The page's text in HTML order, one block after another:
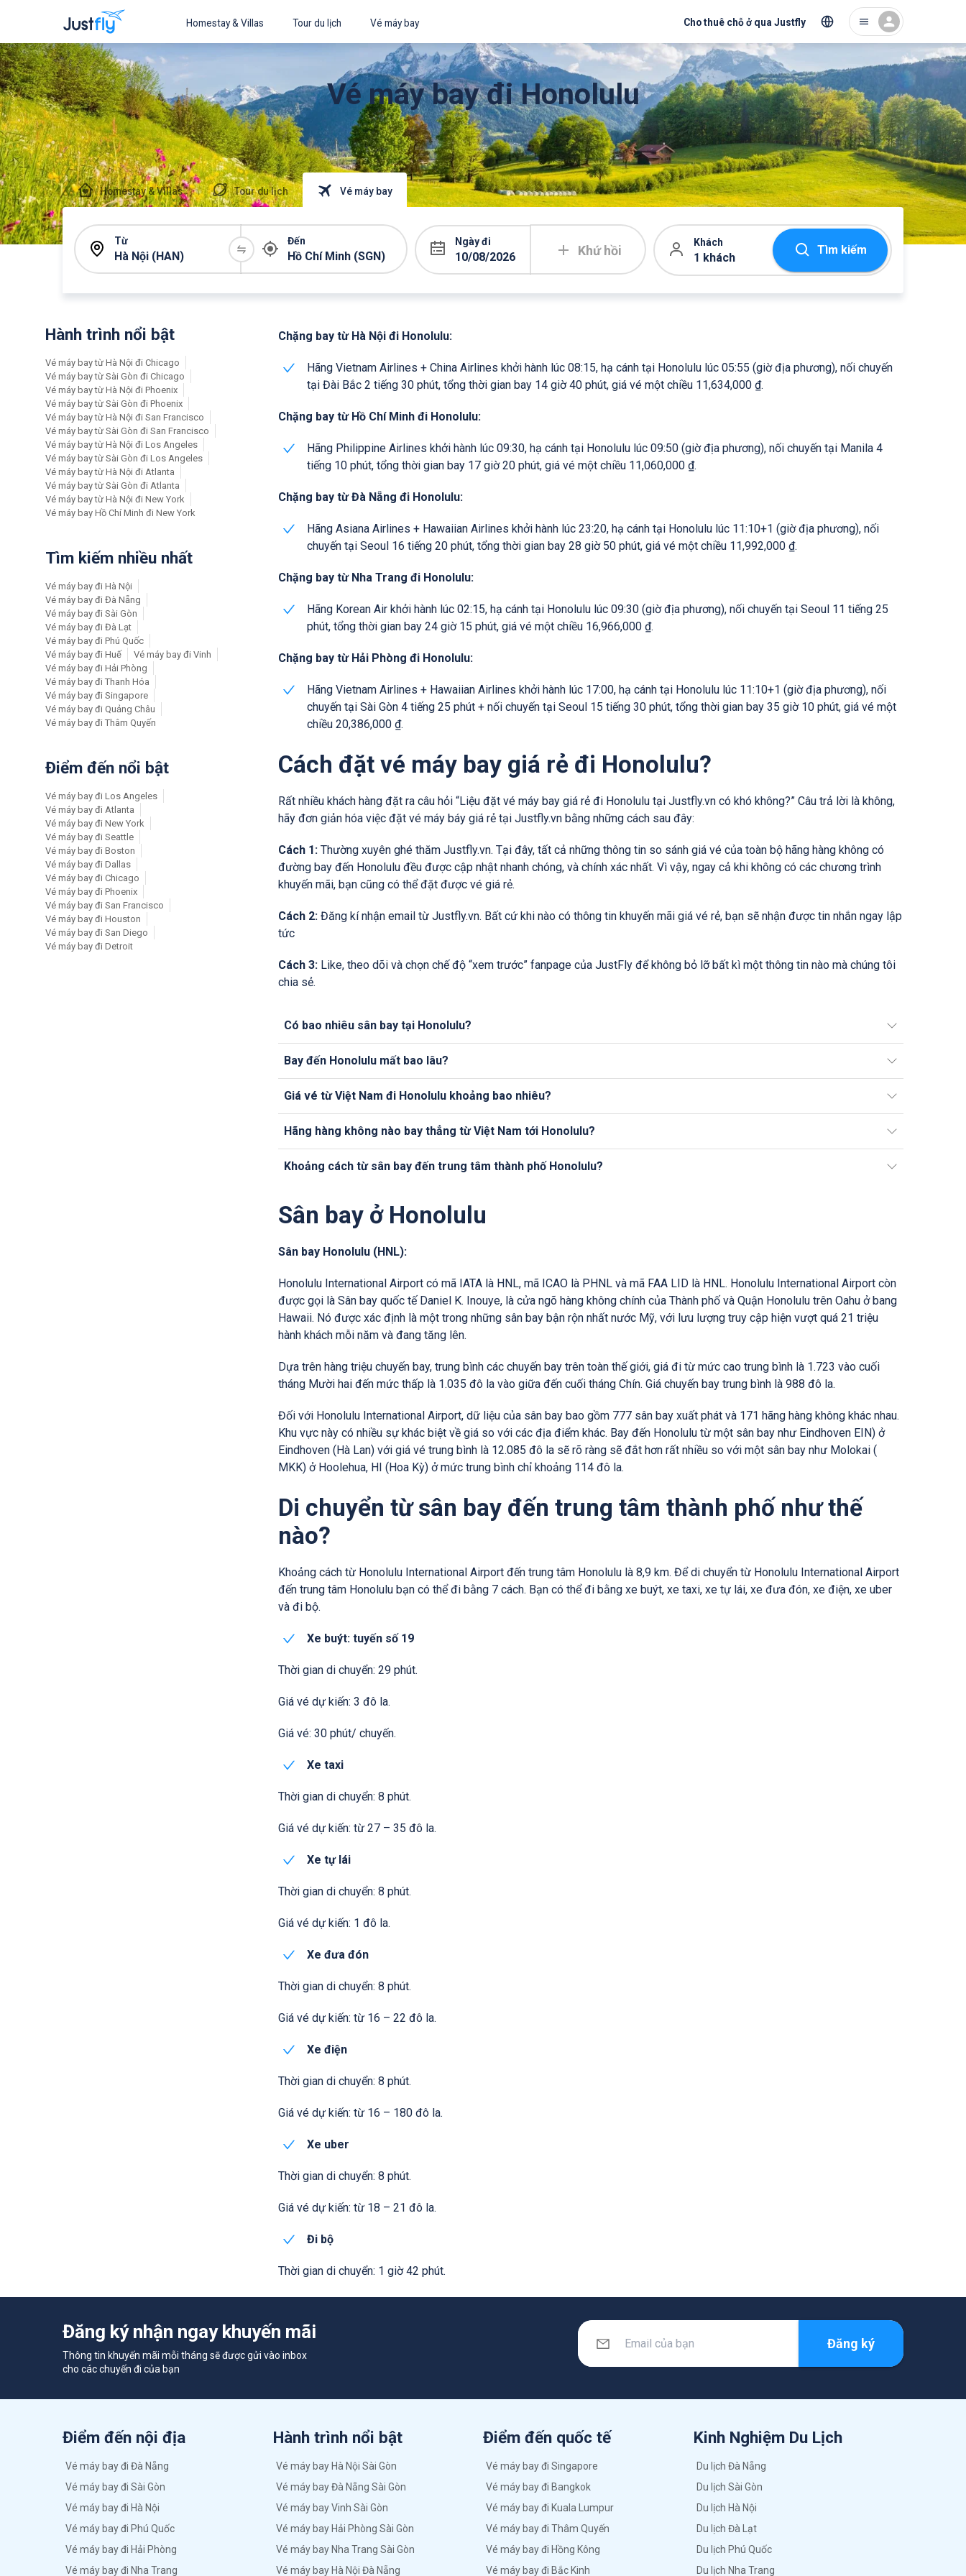
Homestay & Villas Tour du lịch Vé máy bay Cho thuê chỗ ở qua Justfly
Vé máy bay đi Honolulu
Homestay & Villas Tour du lịch Vé máy bay
Từ
Hà Nội (HAN)
Đến
Hồ Chí Minh (SGN)
Ngày đi
10/08/2026 Khứ hồi
Khách
1 khách
Tìm kiếm
Hành trình nổi bật
Vé máy bay từ Hà Nội đi Chicago
Vé máy bay từ Sài Gòn đi Chicago
Vé máy bay từ Hà Nội đi Phoenix
Vé máy bay từ Sài Gòn đi Phoenix
Vé máy bay từ Hà Nội đi San Francisco
Vé máy bay từ Sài Gòn đi San Francisco
Vé máy bay từ Hà Nội đi Los Angeles
Vé máy bay từ Sài Gòn đi Los Angeles
Vé máy bay từ Hà Nội đi Atlanta
Vé máy bay từ Sài Gòn đi Atlanta
Vé máy bay từ Hà Nội đi New York
Vé máy bay Hồ Chí Minh đi New York
Tìm kiếm nhiều nhất
Vé máy bay đi Hà Nội
Vé máy bay đi Đà Nẵng
Vé máy bay đi Sài Gòn
Vé máy bay đi Đà Lạt
Vé máy bay đi Phú Quốc
Vé máy bay đi Huế
Vé máy bay đi Vinh
Vé máy bay đi Hải Phòng
Vé máy bay đi Thanh Hóa
Vé máy bay đi Singapore
Vé máy bay đi Quảng Châu
Vé máy bay đi Thâm Quyến
Điểm đến nổi bật
Vé máy bay đi Los Angeles
Vé máy bay đi Atlanta
Vé máy bay đi New York
Vé máy bay đi Seattle
Vé máy bay đi Boston
Vé máy bay đi Dallas
Vé máy bay đi Chicago
Vé máy bay đi Phoenix
Vé máy bay đi San Francisco
Vé máy bay đi Houston
Vé máy bay đi San Diego
Vé máy bay đi Detroit
Chặng bay từ Hà Nội đi Honolulu:
Hãng Vietnam Airlines + China Airlines khởi hành lúc 08:15, hạ cánh tại Honolulu lúc 05:55 (giờ địa phương), nối chuyến
tại Đài Bắc 2 tiếng 30 phút, tổng thời gian bay 14 giờ 40 phút, giá vé một chiều 11,634,000 ₫.
Chặng bay từ Hồ Chí Minh đi Honolulu:
Hãng Philippine Airlines khởi hành lúc 09:30, hạ cánh tại Honolulu lúc 09:50 (giờ địa phương), nối chuyến tại Manila 4
tiếng 10 phút, tổng thời gian bay 17 giờ 20 phút, giá vé một chiều 11,060,000 ₫.
Chặng bay từ Đà Nẵng đi Honolulu:
Hãng Asiana Airlines + Hawaiian Airlines khởi hành lúc 23:20, hạ cánh tại Honolulu lúc 11:10+1 (giờ địa phương), nối
chuyến tại Seoul 16 tiếng 20 phút, tổng thời gian bay 28 giờ 50 phút, giá vé một chiều 11,992,000 ₫.
Chặng bay từ Nha Trang đi Honolulu:
Hãng Korean Air khởi hành lúc 02:15, hạ cánh tại Honolulu lúc 09:30 (giờ địa phương), nối chuyến tại Seoul 11 tiếng 25
phút, tổng thời gian bay 24 giờ 15 phút, giá vé một chiều 16,966,000 ₫.
Chặng bay từ Hải Phòng đi Honolulu:
Hãng Vietnam Airlines + Hawaiian Airlines khởi hành lúc 17:00, hạ cánh tại Honolulu lúc 11:10+1 (giờ địa phương), nối
chuyến tại Sài Gòn 4 tiếng 25 phút + nối chuyến tại Seoul 15 tiếng 30 phút, tổng thời gian bay 35 giờ 10 phút, giá vé một
chiều 20,386,000 ₫.
Cách đặt vé máy bay giá rẻ đi Honolulu?
Rất nhiều khách hàng đặt ra câu hỏi “Liệu đặt vé máy bay giá rẻ đi Honolulu tại Justfly.vn có khó không?” Câu trả lời là không,
hãy đơn giản hóa việc đặt vé máy báy giá rẻ tại Justfly.vn bằng những cách sau đây:
Cách 1: Thường xuyên ghé thăm Justfly.vn. Tại đây, tất cả những thông tin so sánh giá vé của toàn bộ hãng hàng không có
đường bay đến Honolulu đều được cập nhật nhanh chóng, và chính xác nhất. Vì vậy, ngay cả khi không có các chương trình
khuyến mãi, bạn cũng có thể đặt được vé giá rẻ.
Cách 2: Đăng kí nhận email từ Justfly.vn. Bất cứ khi nào có thông tin khuyến mãi giá vé rẻ, bạn sẽ nhận được tin nhắn ngay lập
tức
Cách 3: Like, theo dõi và chọn chế độ “xem trước” fanpage của JustFly để không bỏ lỡ bất kì một thông tin nào mà chúng tôi
chia sẻ.
Có bao nhiêu sân bay tại Honolulu?
Bay đến Honolulu mất bao lâu?
Giá vé từ Việt Nam đi Honolulu khoảng bao nhiêu?
Hãng hàng không nào bay thẳng từ Việt Nam tới Honolulu?
Khoảng cách từ sân bay đến trung tâm thành phố Honolulu?
Sân bay ở Honolulu
Sân bay Honolulu (HNL):
Honolulu International Airport có mã IATA là HNL, mã ICAO là PHNL và mã FAA LID là HNL. Honolulu International Airport còn
được gọi là Sân bay quốc tế Daniel K. Inouye, là cửa ngõ hàng không chính của Thành phố và Quận Honolulu trên Oahu ở bang
Hawaii. Nó được xác định là một trong những sân bay bận rộn nhất nước Mỹ, với lưu lượng truy cập hiện vượt quá 21 triệu
hành khách mỗi năm và đang tăng lên.
Dựa trên hàng triệu chuyến bay, trung bình các chuyến bay trên toàn thế giới, giá đi từ mức cao trung bình là 1.723 vào cuối
tháng Mười hai đến mức thấp là 1.035 đô la vào giữa đến cuối tháng Chín. Giá chuyến bay trung bình là 988 đô la.
Đối với Honolulu International Airport, dữ liệu của sân bay bao gồm 777 sân bay xuất phát và 171 hãng hàng không khác nhau.
Khu vực này có nhiều sự khác biệt về giá so với các địa điểm khác. Bay đến Honolulu từ một sân bay như Eindhoven EIN) ở
Eindhoven (Hà Lan) với giá vé trung bình là 12.085 đô la sẽ rõ ràng sẽ đắt hơn rất nhiều so với một sân bay như Molokai (
MKK) ở Hoolehua, HI (Hoa Kỳ) ở mức trung bình chỉ khoảng 114 đô la.
Di chuyển từ sân bay đến trung tâm thành phố như thế
nào?
Khoảng cách từ Honolulu International Airport đến trung tâm Honolulu là 8,9 km. Để di chuyển từ Honolulu International Airport
đến trung tâm Honolulu bạn có thể đi bằng 7 cách. Bạn có thể đi bằng xe buýt, xe taxi, xe tự lái, xe đưa đón, xe điện, xe uber
và đi bộ.
Xe buýt: tuyến số 19
Thời gian di chuyển: 29 phút.
Giá vé dự kiến: 3 đô la.
Giá vé: 30 phút/ chuyến.
Xe taxi
Thời gian di chuyển: 8 phút.
Giá vé dự kiến: từ 27 – 35 đô la.
Xe tự lái
Thời gian di chuyển: 8 phút.
Giá vé dự kiến: 1 đô la.
Xe đưa đón
Thời gian di chuyển: 8 phút.
Giá vé dự kiến: từ 16 – 22 đô la.
Xe điện
Thời gian di chuyển: 8 phút.
Giá vé dự kiến: từ 16 – 180 đô la.
Xe uber
Thời gian di chuyển: 8 phút.
Giá vé dự kiến: từ 18 – 21 đô la.
Đi bộ
Thời gian di chuyển: 1 giờ 42 phút.
Đăng ký nhận ngay khuyến mãi
Thông tin khuyến mãi mỗi tháng sẽ được gửi vào inbox
cho các chuyến đi của bạn
Đăng ký
Điểm đến nội địa
Vé máy bay đi Đà Nẵng
Vé máy bay đi Sài Gòn
Vé máy bay đi Hà Nội
Vé máy bay đi Phú Quốc
Vé máy bay đi Hải Phòng
Vé máy bay đi Nha Trang
Hành trình nổi bật
Vé máy bay Hà Nội Sài Gòn
Vé máy bay Đà Nẵng Sài Gòn
Vé máy bay Vinh Sài Gòn
Vé máy bay Hải Phòng Sài Gòn
Vé máy bay Nha Trang Sài Gòn
Vé máy bay Hà Nội Đà Nẵng
Điểm đến quốc tế
Vé máy bay đi Singapore
Vé máy bay đi Bangkok
Vé máy bay đi Kuala Lumpur
Vé máy bay đi Thâm Quyến
Vé máy bay đi Hồng Kông
Vé máy bay đi Bắc Kinh
Kinh Nghiệm Du Lịch
Du lịch Đà Nẵng
Du lịch Sài Gòn
Du lịch Hà Nội
Du lịch Đà Lạt
Du lịch Phú Quốc
Du lịch Nha Trang